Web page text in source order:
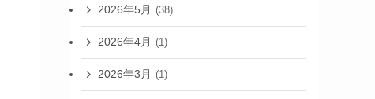
2026年5月 (38)
2026年4月 (1)
2026年3月 (1)